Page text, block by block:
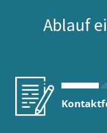
Ablauf